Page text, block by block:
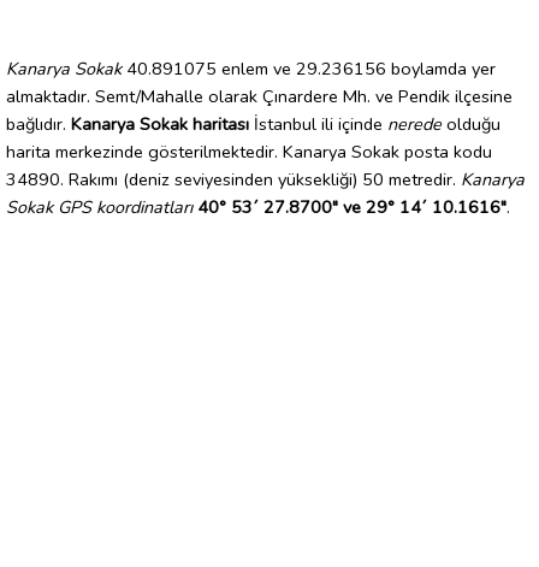
Kanarya Sokak40.891075 enlem ve 29.236156 boylamda yer
almaktadır. Semt/Mahalle olarak Çınardere Mh. ve Pendik ilçesine
bağlıdır. Kanarya Sokak haritası İstanbul ili içinde nerede olduğu
harita merkezinde gösterilmektedir. Kanarya Sokak posta kodu
34890. Rakımı (deniz seviyesinden yüksekliği) 50 metredir. Kanarya
Sokak GPS koordinatları 40° 53´ 27.8700" ve 29° 14´ 10.1616".